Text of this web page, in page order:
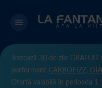
Testează 30 de zile
performant CARBOFIZZ,
Ofertă valabilă în perioada